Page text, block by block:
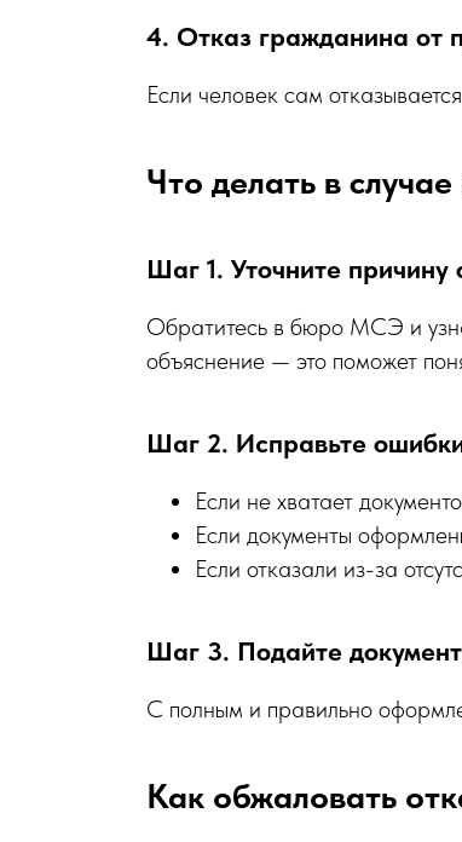
4. Отказ гражданина от
Если человек сам
Что делать в случае
Шаг 1. Уточните причину
Обратитесь в бюро МСЭ и
объяснение — это поможет
Шаг 2. Исправьте
Если не хватает
Если документы
Если отказали из-за
Шаг 3. Подайте
С полным и правильно
Как обжаловать